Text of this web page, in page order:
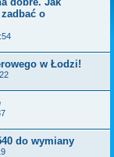
o
w Łodzi!
do wymiany